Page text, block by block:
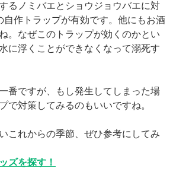
るノミバエとショウジョウバエに対
自作トラップが有効です。他にもお酒
。なぜこのトラップが効くのかとい
に浮くことができなくなって溺死す
番ですが、もし発生してしまった場
で対策してみるのもいいですね。
これからの季節、ぜひ参考にしてみ
ズを探す！